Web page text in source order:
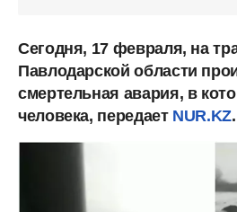
Сегодня, 17 февраля, на
Павлодарской области
смертельная авария, в
человека, передает NUR.KZ.